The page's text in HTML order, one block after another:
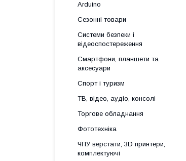
Arduino
Сезонні товари
Системи безпеки і
відеоспостереження
Смартфони, планшети та
аксесуари
Спорт і туризм
ТВ, відео, аудіо, консолі
Торгове обладнання
Фототехніка
ЧПУ верстати, 3D принтери,
комплектуючі